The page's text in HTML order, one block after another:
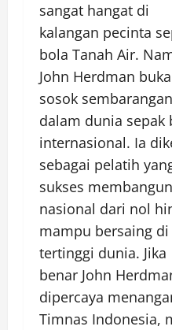
sangat hangat di
kalangan pecinta
bola Tanah Air.
John Herdman
sosok sembarangan
dalam dunia sepak
internasional. Ia
sebagai pelatih
sukses
nasional dari nol
mampu bersaing di
tertinggi dunia. Jika
benar John
dipercaya
Timnas Indonesia,